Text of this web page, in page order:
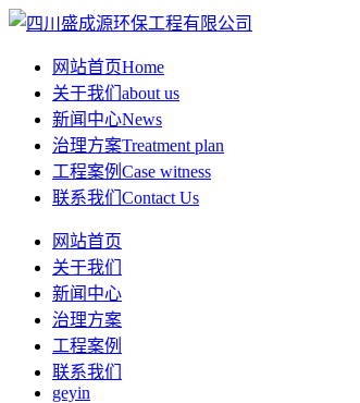
网站首页Home
关于我们 about us
新闻中心News
治理方案Treatment plan
工程案例 Case witness
联系我们 Contact Us
网站首页
关于我们
新闻中心
治理方案
工程案例
联系我们
geyin